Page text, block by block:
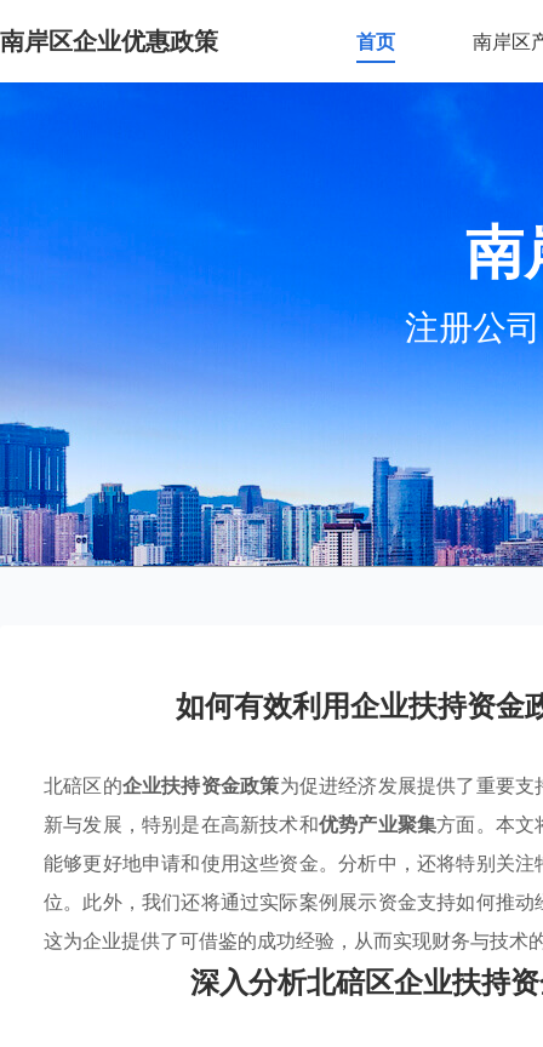
南岸区企业优惠政策 首页 南岸区
南
注册公
如何有效利用企业扶持资金
北碚区的企业扶持资金政策为促进经济发展提供了重要
新与发展，特别是在高新技术和优势产业聚集方面。本文
能够更好地申请和使用这些资金。分析中，还将特别关
位。此外，我们还将通过实际案例展示资金支持如何推
这为企业提供了可借鉴的成功经验，从而实现财务与技术
深入分析北碚区企业扶持